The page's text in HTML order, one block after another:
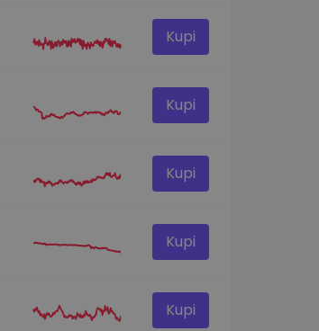
Kupi
Kupi
Kupi
Kupi
Kupi